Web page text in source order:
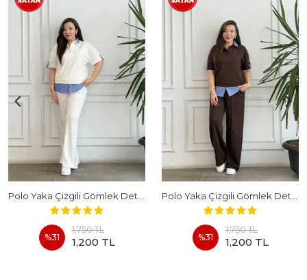
%31
1,750 TL
1,200 TL %31
1,750 TL
1,200 TL